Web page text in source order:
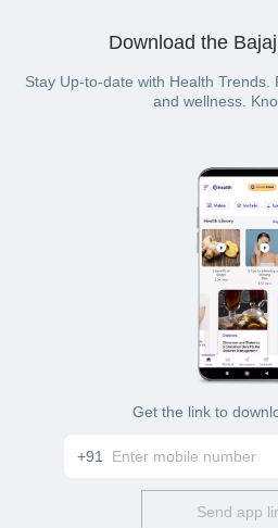
Download the
Stay Up-to-date with Health Trends.
and wellness.
Get the link to
+91
Send app